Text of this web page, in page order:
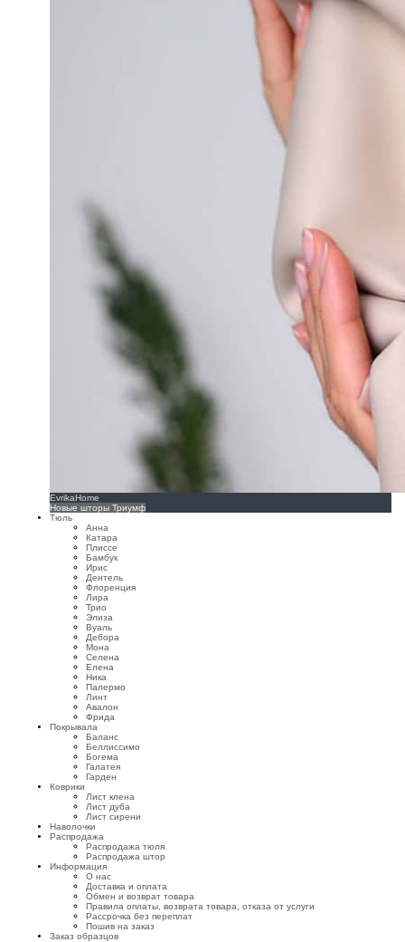
EvrikaHome
Новые шторы Триумф
Тюль
Анна
Катара
Плиссе
Бамбук
Ирис
Дентель
Флоренция
Лира
Трио
Элиза
Вуаль
Дебора
Мона
Селена
Елена
Ника
Палермо
Линт
Авалон
Фрида
Покрывала
Баланс
Беллиссимо
Богема
Галатея
Гарден
Коврики
Лист клена
Лист дуба
Лист сирени
Наволочки
Распродажа
Распродажа тюля
Распродажа штор
Информация
О нас
Доставка и оплата
Обмен и возврат товара
Правила оплаты, возврата товара, отказа от услуги
Рассрочка без переплат
Пошив на заказ
Заказ образцов